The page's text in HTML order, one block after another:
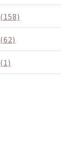
(158)
(62)
(1)